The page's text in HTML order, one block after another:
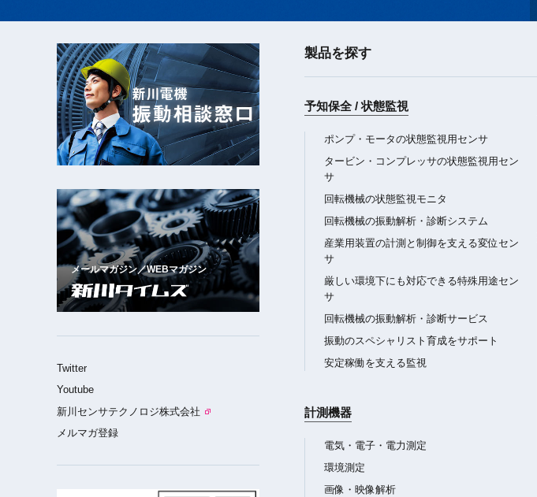
製品を探す
予知保全 / 状態監視
ポンプ・モータの状態監視用センサ
タービン・コンプレッサの状態監視用セン
サ
回転機械の状態監視モニタ
回転機械の振動解析・診断システム
産業用装置の計測と制御を支える変位セン
サ
厳しい環境下にも対応できる特殊用途セン
サ
回転機械の振動解析・診断サービス
振動のスペシャリスト育成をサポート
安定稼働を支える監視
計測機器
電気・電子・電力測定
環境測定
画像・映像解析
新川電機
振動相談窓口
メールマガジン／WEBマガジン
Twitter
Youtube
新川センサテクノロジ株式会社
メルマガ登録